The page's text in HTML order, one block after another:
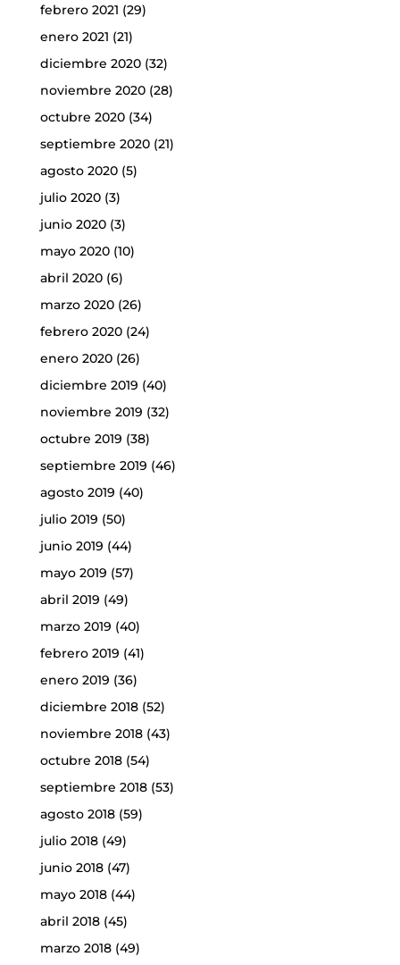
febrero 2021 (29)
enero 2021 (21)
diciembre 2020(32)
noviembre 2020(28)
octubre 2020(34)
septiembre 2020(21)
agosto 2020(5)
julio 2020(3)
junio 2020(3)
mayo 2020(10)
abril 2020(6)
marzo 2020(26)
febrero 2020(24)
enero 2020(26)
diciembre 2019 (40)
noviembre 2019 (32)
octubre 2019 (38)
septiembre 2019 (46)
agosto 2019 (40)
julio 2019 (50)
junio 2019 (44)
mayo 2019 (57)
abril 2019 (49)
marzo 2019 (40)
febrero 2019 (41)
enero 2019 (36)
diciembre 2018(52)
noviembre 2018(43)
octubre 2018(54)
septiembre 2018(53)
agosto 2018(59)
julio 2018(49)
junio 2018(47)
mayo 2018(44)
abril 2018(45)
marzo 2018(49)